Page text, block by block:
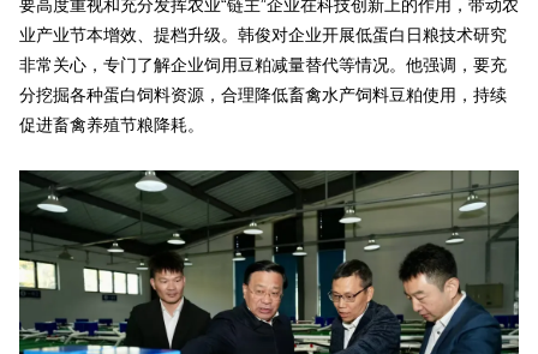
要高度重视和充分发挥农业“链主”企业在科技创新上的作用，带动农
业产业节本增效、提档升级。韩俊对企业开展低蛋白日粮技术研究
非常关心，专门了解企业饲用豆粕减量替代等情况。他强调，要充
分挖掘各种蛋白饲料资源，合理降低畜禽水产饲料豆粕使用，持续
促进畜禽养殖节粮降耗。